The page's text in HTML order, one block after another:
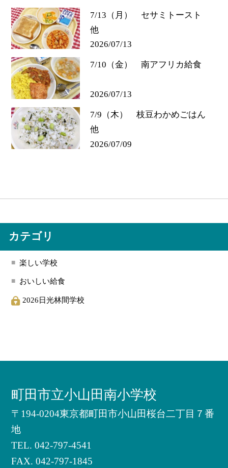
7/13（月） セサミトースト
他
2026/07/13
7/10（金） 南アフリカ給食
2026/07/13
7/9（木） 枝豆わかめごはん
他
2026/07/09
カテゴリ
楽しい学校
おいしい給食
2026日光林間学校
町田市立小山田南小学校
〒194-0204東京都町田市小山田桜台二丁目７番
地
TEL.042-797-4541
FAX. 042-797-1845